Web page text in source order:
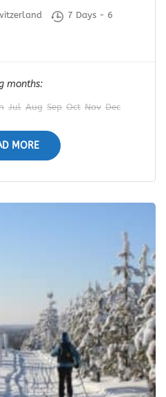
7 Days - 6
months:
Jul Aug Sep Oct Nov Dec
MORE